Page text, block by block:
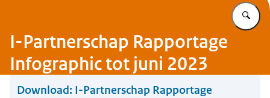
I-Partnerschap Rapportage
Infographic tot juni 2023
Download: I-Partnerschap Rapportage